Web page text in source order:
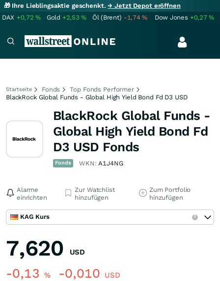
🎁 Ihre Lieblingsaktie geschenkt.→ Jetzt Depot eröffnen
DAX +0,72% Gold +2,53% Öl (Brent) -1,74% Dow Jones +0,27%
Startseite Fonds
Top Fonds Performer
BlackRock Global Funds - Global High Yield Bond Fd D3 USD
BlackRock Global Funds -
Global High Yield Bond Fd
D3 USD Fonds
Fonds WKN:A1J4NG
Alarme
einrichten
Zur Watchlist
hinzufügen
Zum Portfolio
hinzufügen
KAG Kurs
7,620 USD
-0,13 % -0,010 USD